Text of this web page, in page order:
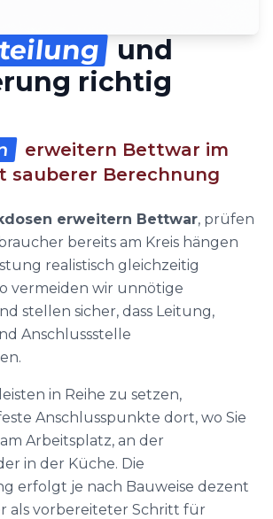
und
richtig
erweitern Bettwar im
sauberer Berechnung
erweitern Bettwar, prüfen
bereits am Kreis hängen
realistisch gleichzeitig
vermeiden wir unnötige
stellen sicher, dass Leitung,
Anschlussstelle
in Reihe zu setzen,
Anschlusspunkte dort, wo Sie
Arbeitsplatz, an der
in der Küche. Die
erfolgt je nach Bauweise dezent
als vorbereiteter Schritt für